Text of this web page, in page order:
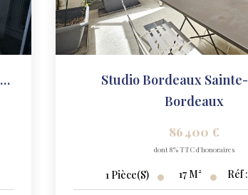
Appartement T3 60 M² Traversant Entièrement Rénové En Étage...
Studio Bordeaux
Bordeaux
86 400 €
dont 8% TTC d'honoraires
1 Pièce(s) 17 M² Réf :